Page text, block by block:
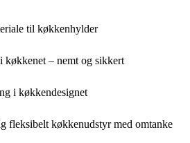
til køkkenhylder
– nemt og sikkert
i køkkendesignet
fleksibelt køkkenudstyr med omtanke